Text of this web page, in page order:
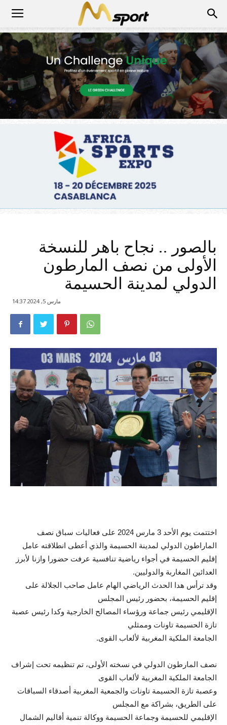
بالصور .. نجاح باهر للنسخة
الأولى من نصف المارطون
الدولي لمدينة الحسيمة
مارس 5, 2024 14:37
اختتمت يوم الأحد 3 مارس 2024 على فعاليات سباق نصف
الماراطون الدولي لمدينة الحسيمة والذي أعطى انطلاقته عامل
إقليم الحسيمة في أجواء رياضية تنافسية عرفت حضورا وازنا لأبرز
العدائين المغاربة والدوليين.
وقد ترأس هدا الحدث الرياضي الهام عامل صاحب الجلالة على
إقليم الحسيمة، بحضور رئيس المجلس
الإقليمي رئيس جماعة ورؤساء المصالح الخارجية وكدا رئيس عصبة
تازة الحسيمة تاونات وممثلي
الجامعة الملكية المغربية لألعاب القوى.
نصف المارطون الدولي في نسخته الأولى، تم تنظيمه تحت إشراف
الجامعة الملكية المغربية لألعاب القوى
وعصبة تازة الحسيمة تاونات والجمعية المغربية أصدقاء السباقات
على الطريق، بشراكة مع المجلس
الإقليمي للحسيمة وجماعة الحسيمة ووكالة تنمية أقاليم الشمال